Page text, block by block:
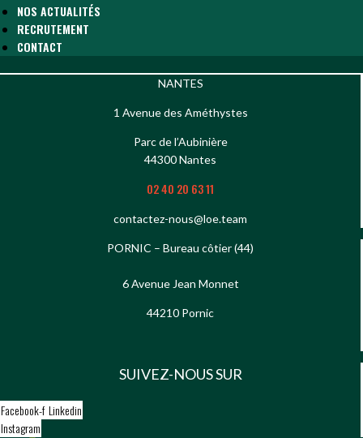
NOS ACTUALITÉS
RECRUTEMENT
CONTACT
NANTES
1 Avenue des Améthystes
Parc de l’Aubinière
44300 Nantes
02 40 20 63 11
contactez-nous@loe.team
PORNIC – Bureau côtier (44)
6 Avenue Jean Monnet
44210 Pornic
SUIVEZ-NOUS SUR
Facebook-f Linkedin
Instagram